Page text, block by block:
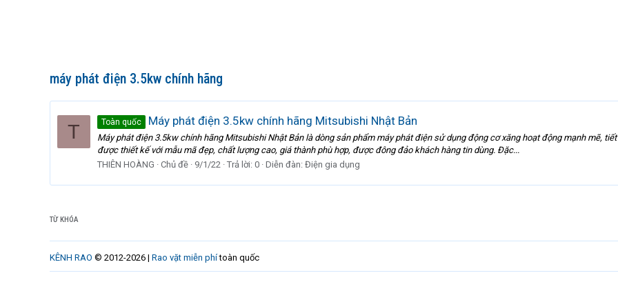
máy phát điện 3.5kw chính hãng
T Toàn quốc Máy phát điện 3.5kw chính hãng Mitsubishi Nhật Bản
Máy phát điện 3.5kw chính hãng Mitsubishi Nhật Bản là dòng sản phẩm máy phát điện sử dụng động cơ xăng hoạt động mạnh mẽ,
được thiết kế với mẫu mã đẹp, chất lượng cao, giá thành phù hợp, được đông đảo khách hàng tin dùng. Đặc...
THIÊN HOÀNG
Chủ đề 9/1/22 Trả lời: 0 Diễn đàn: Điện gia dụng
TỪ KHÓA
KÊNH RAO © 2012-2026 | Rao vặt miễn phítoàn quốc